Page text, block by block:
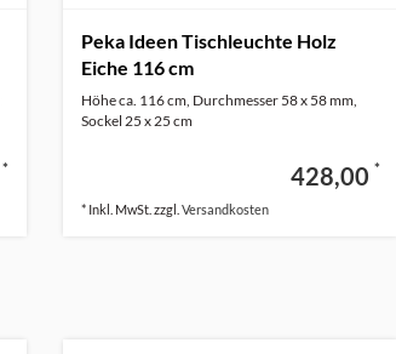
*
Peka Ideen Tischleuchte Holz
Eiche 116 cm
Höhe ca. 116 cm, Durchmesser 58 x 58 mm,
Sockel 25 x 25 cm
428,00*
* Inkl. MwSt. zzgl. Versandkosten